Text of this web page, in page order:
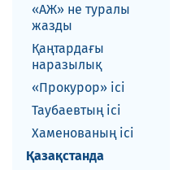
«АЖ» не туралы
жазды
Қаңтардағы
наразылық
«Прокурор» ісі
Таубаевтың ісі
Хаменованың ісі
Қазақстанда